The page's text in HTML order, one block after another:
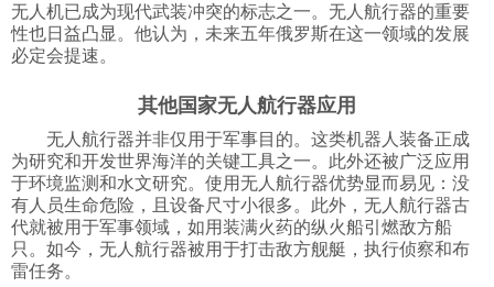
无人机已成为现代武装冲突的标志之一。无人航行器的重要
性也日益凸显。他认为，未来五年俄罗斯在这一领域的发展
必定会提速。
其他国家无人航行器应用
无人航行器并非仅用于军事目的。这类机器人装备正成
为研究和开发世界海洋的关键工具之一。此外还被广泛应用
于环境监测和水文研究。使用无人航行器优势显而易见：没
有人员生命危险，且设备尺寸小很多。此外，无人航行器古
代就被用于军事领域，如用装满火药的纵火船引燃敌方船
只。如今，无人航行器被用于打击敌方舰艇，执行侦察和布
雷任务。